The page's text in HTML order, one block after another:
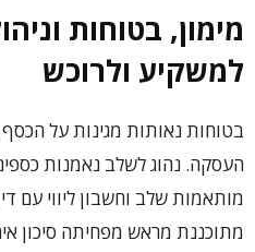
מימון, בטוחות
למשקיע ולרוכש
בטוחות נאותות מגינות על
העסקה. נהוג לשלב נאמנות
מותאמות שלב וחשבון ליווי עם
מתוכננת מראש מפחיתה סיכון